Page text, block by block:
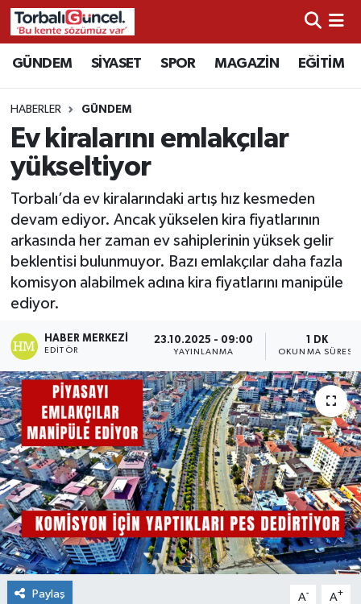
GÜNDEM SİYASET SPOR MAGAZİN EĞİTİM
HABERLER GÜNDEM
Ev kiralarını emlakçılar
yükseltiyor
Torbalı’da ev kiralarındaki artış hız kesmeden
devam ediyor. Ancak yükselen kira fiyatlarının
arkasında her zaman ev sahiplerinin yüksek gelir
beklentisi bulunmuyor. Bazı emlakçılar daha fazla
komisyon alabilmek adına kira fiyatlarını manipüle
ediyor.
HABER MERKEZI
EDITÖR
23.10.2025 - 09:00
YAYINLANMA
1 DK
OKUNMA SÜRESI
Paylaş A- A+
İzmir Nöbetçi Eczaneler
İzmir Hava Durumu
İzmir Namaz Vakitleri
İzmir Trafik Yoğunluk Haritası
Süper Lig Puan Durumu ve Fikstür
Tüm Manşetler
Son Dakika Haberleri
Haber Arşivi